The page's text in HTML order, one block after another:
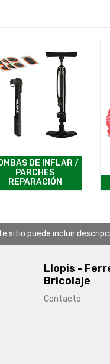
DE INFLAR /
PARCHES
REPARACIÓN
sitio puede incluir
Llopis -
Bricolaje
Contacto